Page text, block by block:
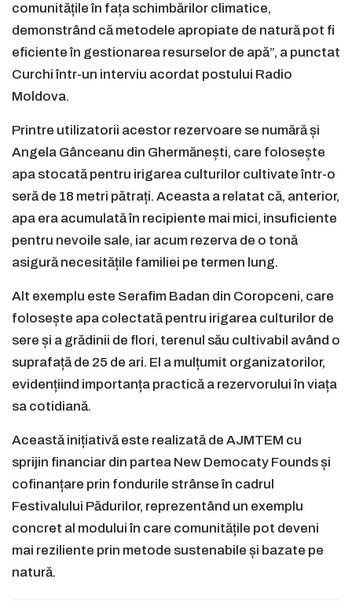
comunitățile în fața schimbărilor climatice,
demonstrând că metodele apropiate de natură pot fi
eficiente în gestionarea resurselor de apă”, a punctat
Curchi într-un interviu acordat postului Radio
Moldova.
Printre utilizatorii acestor rezervoare se numără și
Angela Gânceanu din Ghermănești, care folosește
apa stocată pentru irigarea culturilor cultivate într-o
seră de 18 metri pătrați. Aceasta a relatat că, anterior,
apa era acumulată în recipiente mai mici, insuficiente
pentru nevoile sale, iar acum rezerva de o tonă
asigură necesitățile familiei pe termen lung.
Alt exemplu este Serafim Badan din Coropceni, care
folosește apa colectată pentru irigarea culturilor de
sere și a grădinii de flori, terenul său cultivabil având o
suprafață de 25 de ari. El a mulțumit organizatorilor,
evidențiind importanța practică a rezervorului în viața
sa cotidiană.
Această inițiativă este realizată de AJMTEM cu
sprijin financiar din partea New Democaty Founds și
cofinanțare prin fondurile strânse în cadrul
Festivalului Pădurilor, reprezentând un exemplu
concret al modului în care comunitățile pot deveni
mai reziliente prin metode sustenabile și bazate pe
natură.